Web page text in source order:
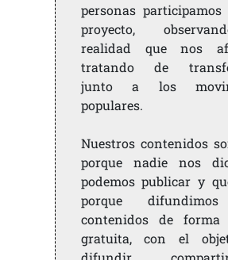
personas
proyecto,
realidad que nos
tratando de
junto a los
populares.
Nuestros contenidos
porque nadie nos
podemos publicar y
porque
contenidos de
gratuita, con el